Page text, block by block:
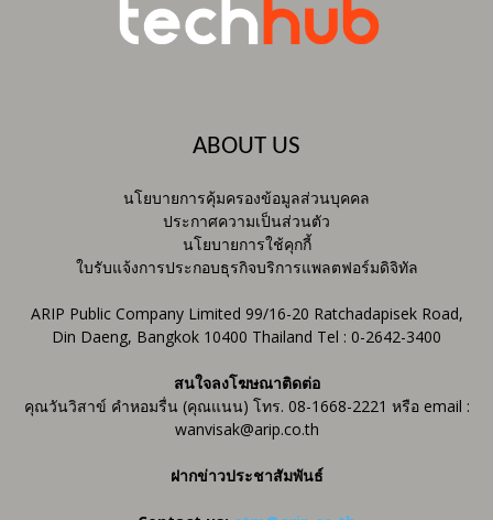
ABOUT US
นโยบายการคุ้มครองข้อมูลส่วนบุคคล
ประกาศความเป็นส่วนตัว
นโยบายการใช้คุกกี้
ใบรับแจ้งการประกอบธุรกิจบริการแพลตฟอร์มดิจิทัล
ARIP Public Company Limited 99/16-20 Ratchadapisek Road,
Din Daeng, Bangkok 10400 Thailand Tel : 0-2642-3400
สนใจลงโฆษณาติดต่อ
คุณวันวิสาข์ คำหอมรื่น (คุณแนน) โทร. 08-1668-2221 หรือ email :
wanvisak@arip.co.th
ฝากข่าวประชาสัมพันธ์